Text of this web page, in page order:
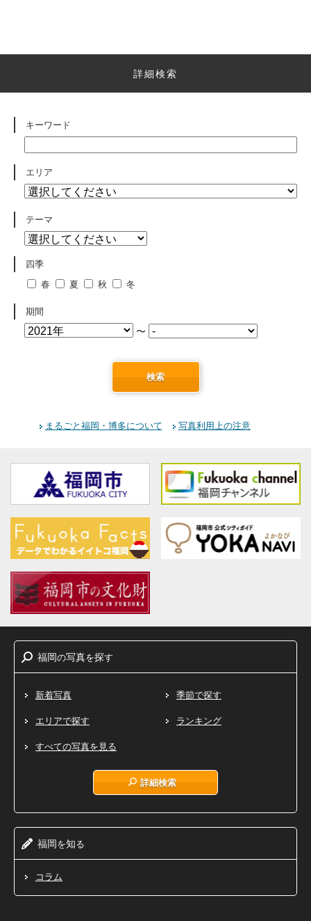
詳細検索
キーワード
エリア
テーマ
四季
春
夏 秋 冬
期間
〜
検索
まるごと福岡・博多について 写真利用上の注意
福岡の写真を探す
新着写真 季節で探す
エリアで探す ランキング
すべての写真を見る
詳細検索
福岡を知る
コラム